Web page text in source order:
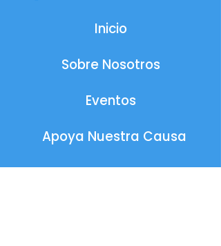
Inicio
Sobre Nosotros
Eventos
Apoya Nuestra Causa